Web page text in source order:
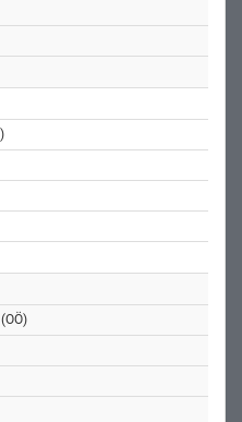
(OÖ)